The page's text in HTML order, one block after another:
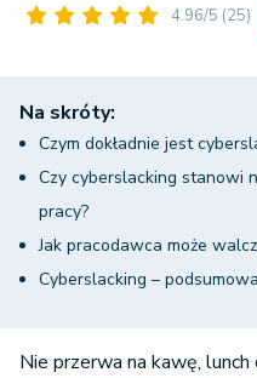
4.96/5 (25)
Na skróty:
Czym dokładnie jest
Czy cyberslacking stanowi
pracy?
Jak pracodawca może
Cyberslacking –
Nie przerwa na kawę, lunch